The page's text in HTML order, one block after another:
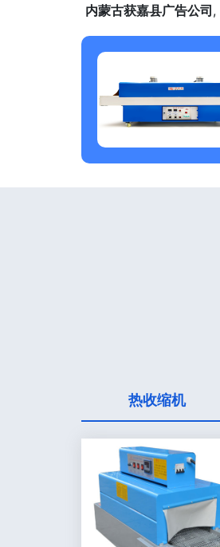
内蒙古获嘉县广告公司 ,
热收缩机